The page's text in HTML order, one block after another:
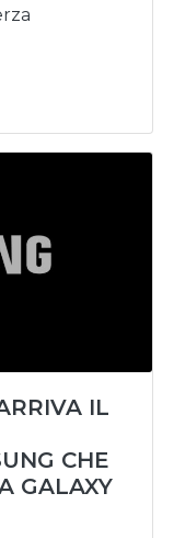
IL
CHE
GALAXY